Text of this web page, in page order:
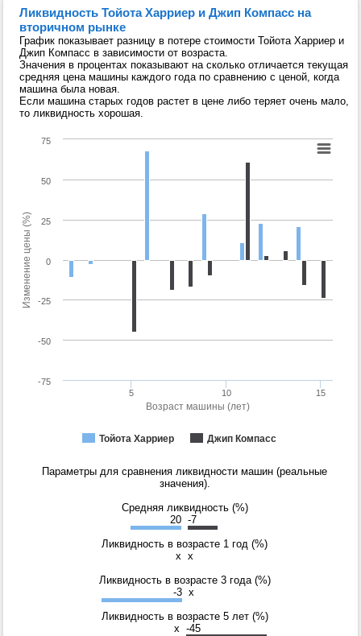
Ликвидность Тойота Харриер и Джип Компасс на
вторичном рынке
График показывает разницу в потере стоимости Тойота Харриер и
Джип Компасс в зависимости от возраста.
Значения в процентах показывают на сколько отличается текущая
средняя цена машины каждого года по сравнению с ценой, когда
машина была новая.
Если машина старых годов растет в цене либо теряет очень мало,
то ликвидность хорошая.
Возраст машины (лет)
Изменение цены (%)
Тойота Харриер Джип Компасс
5 10 15
-75
-50
-25
0
25
50
75
Параметры для сравнения ликвидности машин (реальные
значения).
Средняя ликвидность (%)
20 -7
Ликвидность в возрасте 1 год (%)
x x
Ликвидность в возрасте 3 года (%)
-3 x
Ликвидность в возрасте 5 лет (%)
x -45